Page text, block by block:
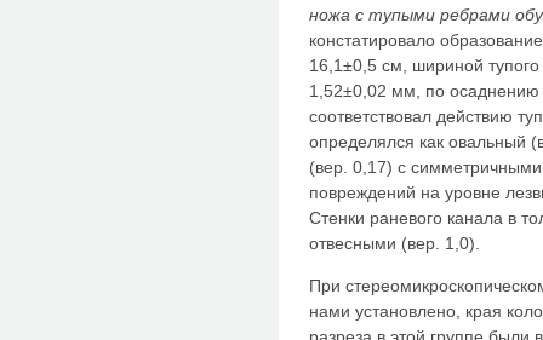
ножа с тупыми ребрами
констатировало
16,1±0,5 см, шириной
1,52±0,02 мм, по
соответствовал действию
определялся как овальный
(вер. 0,17) с
повреждений на уровне
Стенки раневого канала в
отвесными (вер. 1,0).
При
нами установлено, края